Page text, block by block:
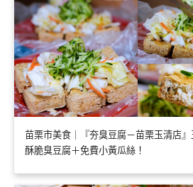
苗栗市美食｜『夯臭豆腐－苗栗玉清店
酥脆臭豆腐＋免費小黃瓜絲！